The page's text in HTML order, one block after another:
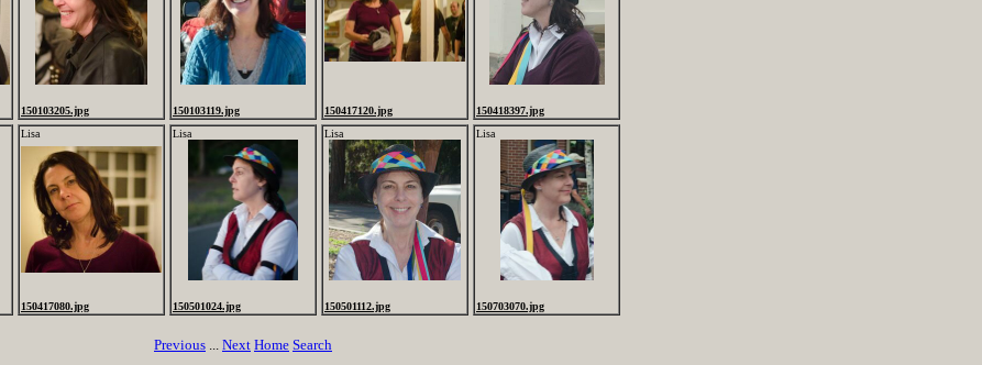
150103205.jpg 150103119.jpg 150417120.jpg
150418397.jpg
Lisa
150417080.jpg
Lisa
150501024.jpg
Lisa
150501112.jpg
Lisa
150703070.jpg
Previous ... Next Home Search